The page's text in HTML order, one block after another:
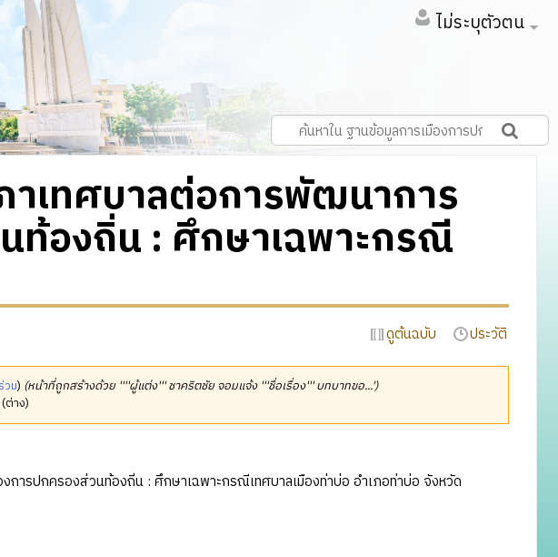
ไม่ระบุตัวตน
เทศบาลต่อการพัฒนาการ
ท้องถิ่น : ศึกษาเฉพาะกรณี
ดูต้นฉบับ ประวัติ
วม) (หน้าที่ถูกสร้างด้วย ''''ผู้แต่ง''' ชาคริตชัย จอมแจ้ง '''ชื่อเรื่อง''' บทบาทขอ...')
ต่าง)
ารปกครองส่วนท้องถิ่น : ศึกษาเฉพาะกรณีเทศบาลเมืองท่าบ่อ อำเภอท่าบ่อ จังหวัด